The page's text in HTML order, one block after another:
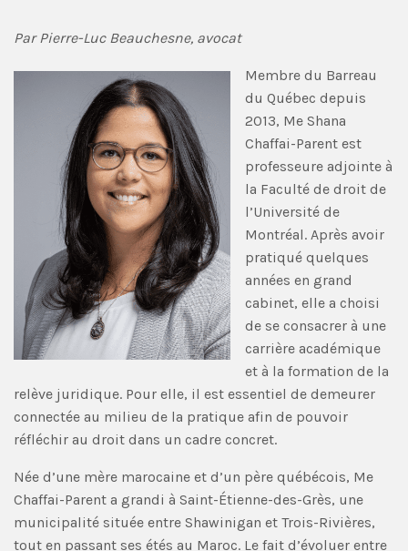
Par Pierre-Luc Beauchesne, avocat
Membre du Barreau
du Québec depuis
2013, Me Shana
Chaffai-Parent est
professeure adjointe à
la Faculté de droit de
l’Université de
Montréal. Après avoir
pratiqué quelques
années en grand
cabinet, elle a choisi
de se consacrer à une
carrière académique
et à la formation de la
relève juridique. Pour elle, il est essentiel de demeurer
connectée au milieu de la pratique afin de pouvoir
réfléchir au droit dans un cadre concret.
Née d’une mère marocaine et d’un père québécois, Me
Chaffai-Parent a grandi à Saint-Étienne-des-Grès, une
municipalité située entre Shawinigan et Trois-Rivières,
tout en passant ses étés au Maroc. Le fait d’évoluer entre